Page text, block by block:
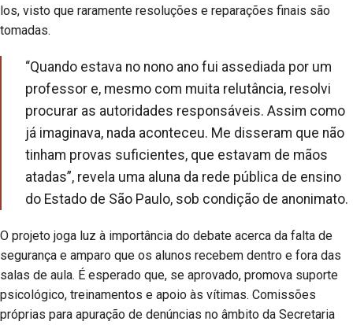
los, visto que raramente resoluções e reparações finais são
tomadas.
“Quando estava no nono ano fui assediada por um
professor e, mesmo com muita relutância, resolvi
procurar as autoridades responsáveis. Assim como
já imaginava, nada aconteceu. Me disseram que não
tinham provas suficientes, que estavam de mãos
atadas”, revela uma aluna da rede pública de ensino
do Estado de São Paulo, sob condição de anonimato.
O projeto joga luz à importância do debate acerca da falta de
segurança e amparo que os alunos recebem dentro e fora das
salas de aula. É esperado que, se aprovado, promova suporte
psicológico, treinamentos e apoio às vítimas. Comissões
próprias para apuração de denúncias no âmbito da Secretaria